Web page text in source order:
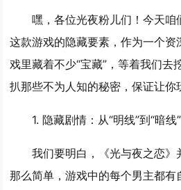
嘿，各位光夜粉儿们！今天咱
这款游戏的隐藏要素，作为一个
戏里藏着不少“宝藏”，等着我们去
扒那些不为人知的秘密，保证让你
1. 隐藏剧情：从“明线”到“暗线”
我们要明白，《光与夜之恋
那么简单，游戏中的每个男主都